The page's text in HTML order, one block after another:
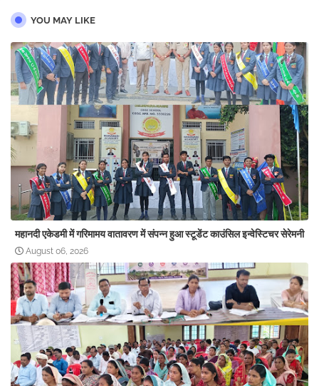
YOU MAY LIKE
महानदी एकेडमी में गरिमामय वातावरण में संपन्न हुआ स्टूडेंट काउंसिल इन्वेस्टिचर सेरेमनी
August 06, 2026